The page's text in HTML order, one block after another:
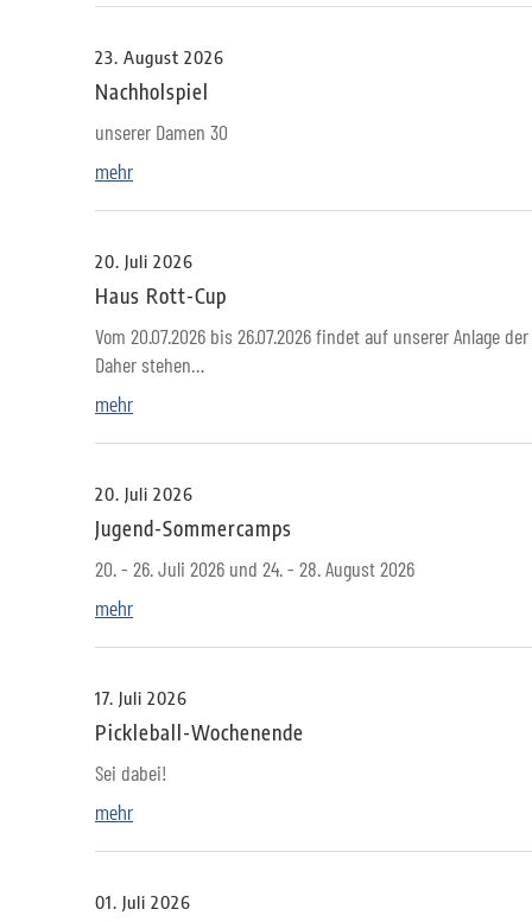
23. August 2026
Nachholspiel
unserer Damen 30
mehr
20. Juli 2026
Haus Rott-Cup
Vom 20.07.2026 bis 26.07.2026 findet auf unserer Anlage
Daher stehen…
mehr
20. Juli 2026
Jugend-Sommercamps
20. - 26. Juli 2026 und 24. - 28. August 2026
mehr
17. Juli 2026
Pickleball-Wochenende
Sei dabei!
mehr
01. Juli 2026